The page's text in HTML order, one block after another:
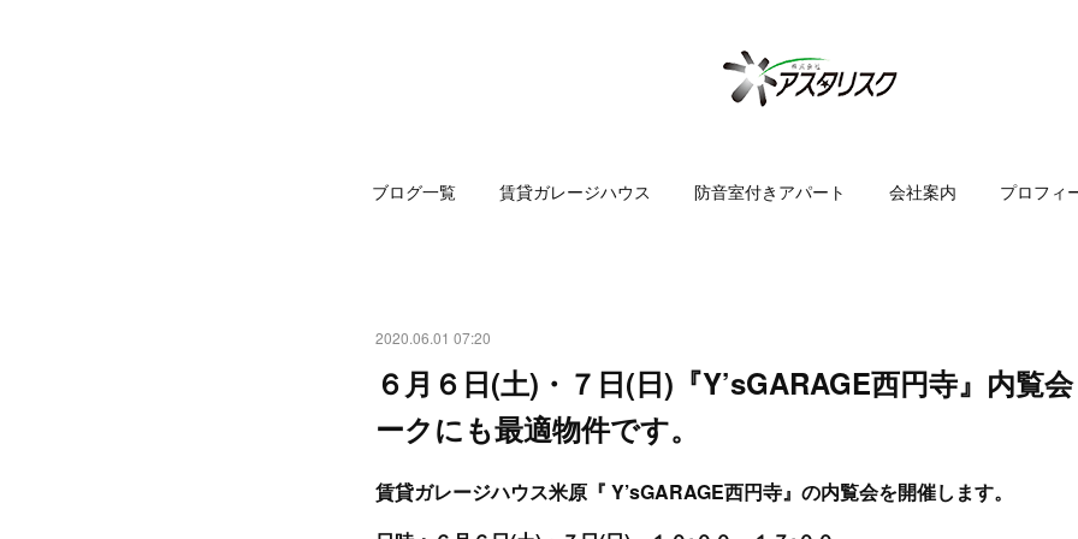
ブログ一覧 賃貸ガレージハウス 防音室付きアパート 会社案内 プロフィ
2020.06.01 07:20
６月６日(土)・７日(日)『Y’sGARAGE西円寺』内覧
ークにも最適物件です。
賃貸ガレージハウス米原『 Y’sGARAGE西円寺』の内覧会を開催します。